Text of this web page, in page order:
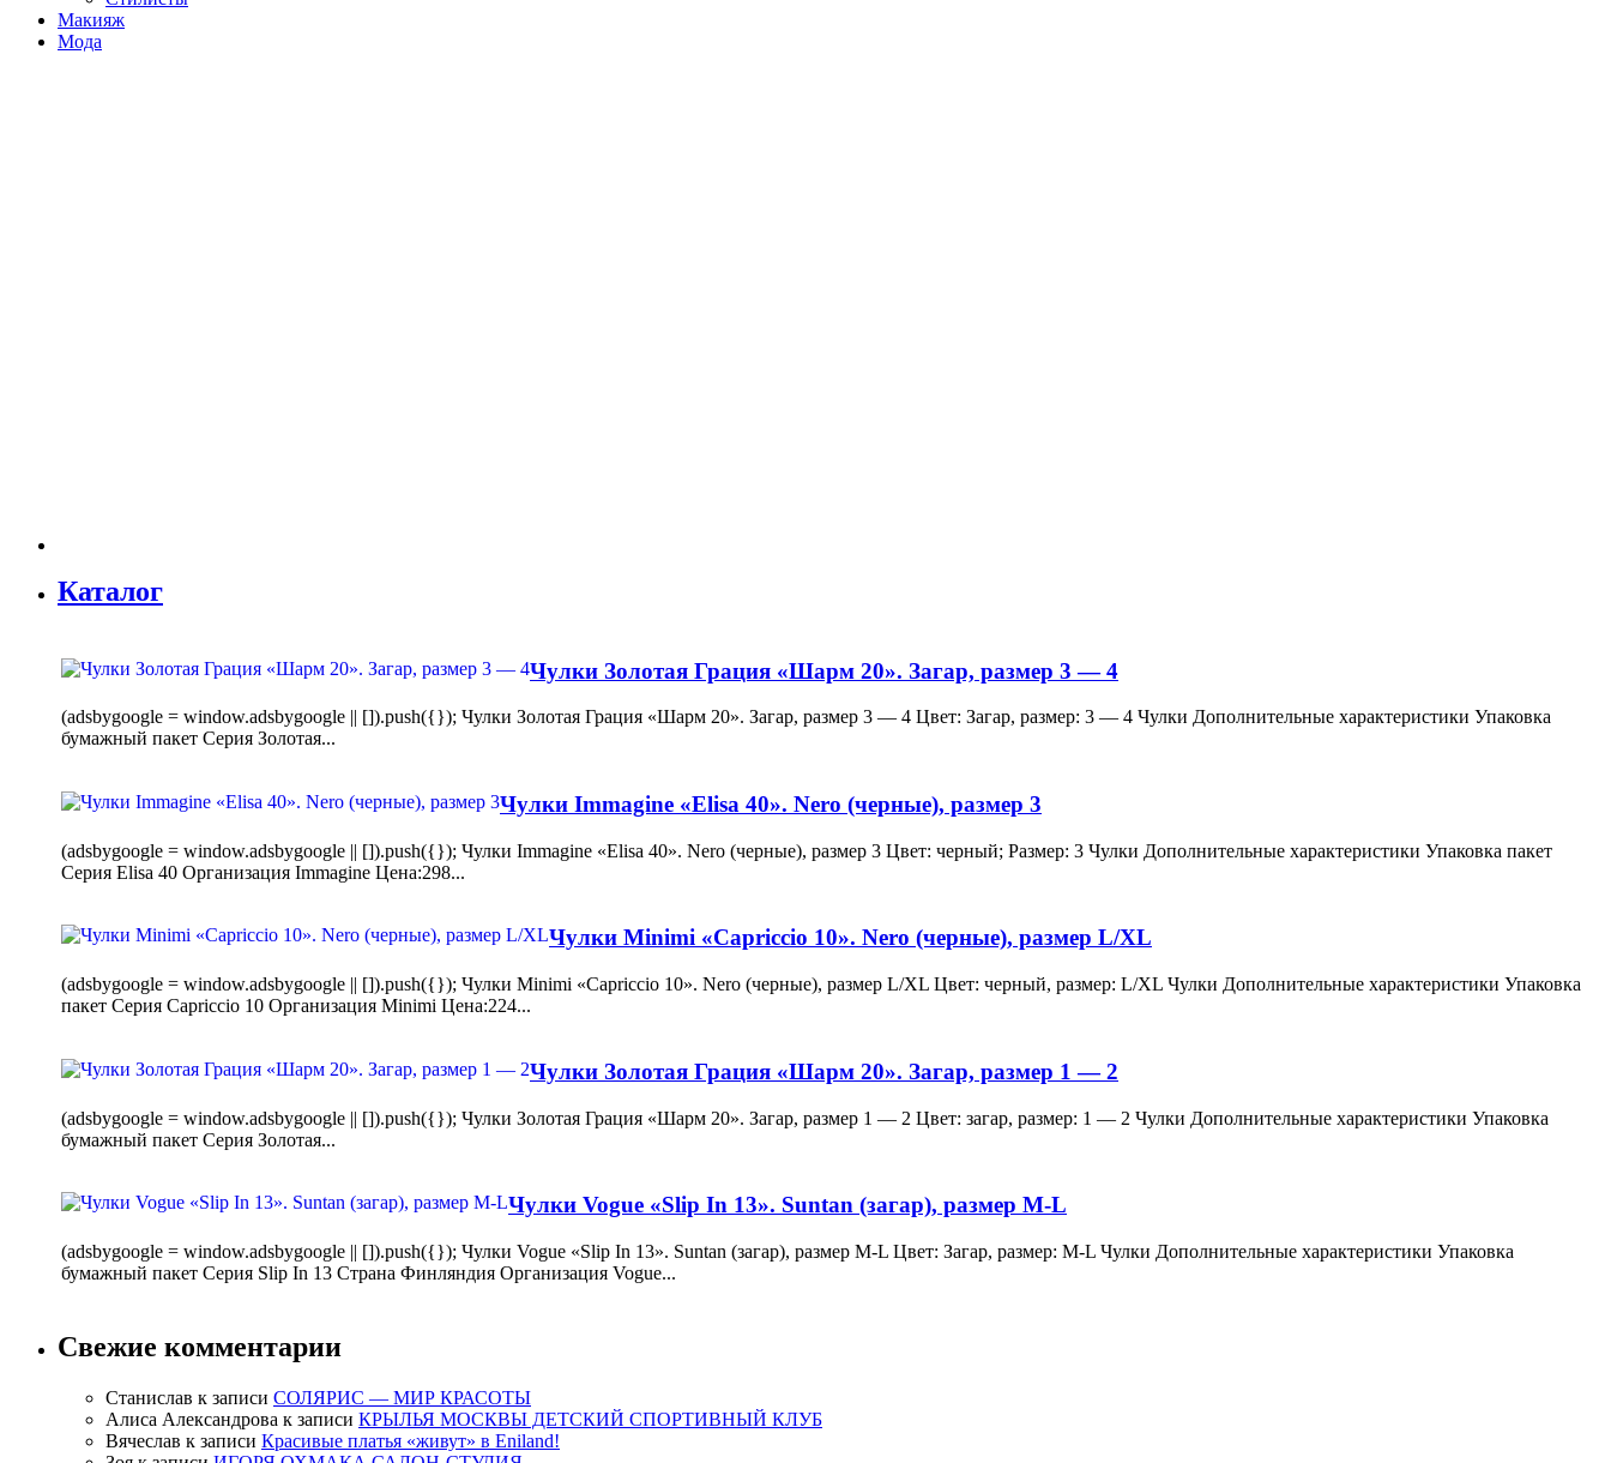
Макияж
Мода
Каталог
Чулки Золотая Грация «Шарм 20». Загар, размер 3 — 4
(adsbygoogle = window.adsbygoogle || []).push({}); Чулки Золотая Грация «Шарм 20». Загар, размер 3 — 4 Цвет: Загар, размер: 3 — 4 Чулки Дополнительные характеристики Упаковка
бумажный пакет Серия Золотая...
Чулки Immagine «Elisa 40». Nero (черные), размер 3
(adsbygoogle = window.adsbygoogle || []).push({}); Чулки Immagine «Elisa 40». Nero (черные), размер 3 Цвет: черный; Размер: 3 Чулки Дополнительные характеристики Упаковка пакет
Серия Elisa 40 Организация Immagine Цена:298...
Чулки Minimi «Capriccio 10». Nero (черные), размер L/XL
(adsbygoogle = window.adsbygoogle || []).push({}); Чулки Minimi «Capriccio 10». Nero (черные), размер L/XL Цвет: черный, размер: L/XL Чулки Дополнительные характеристики Упаковка
пакет Серия Capriccio 10 Организация Minimi Цена:224...
Чулки Золотая Грация «Шарм 20». Загар, размер 1 — 2
(adsbygoogle = window.adsbygoogle || []).push({}); Чулки Золотая Грация «Шарм 20». Загар, размер 1 — 2 Цвет: загар, размер: 1 — 2 Чулки Дополнительные характеристики Упаковка
бумажный пакет Серия Золотая...
Чулки Vogue «Slip In 13». Suntan (загар), размер M-L
(adsbygoogle = window.adsbygoogle || []).push({}); Чулки Vogue «Slip In 13». Suntan (загар), размер M-L Цвет: Загар, размер: M-L Чулки Дополнительные характеристики Упаковка
бумажный пакет Серия Slip In 13 Страна Финляндия Организация Vogue...
Свежие комментарии
Станислав к записи СОЛЯРИС — МИР КРАСОТЫ
Алиса Александрова к записи КРЫЛЬЯ МОСКВЫ ДЕТСКИЙ СПОРТИВНЫЙ КЛУБ
Вячеслав к записи Красивые платья «живут» в Eniland!